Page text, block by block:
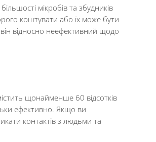
мікробів та збудників
коштувати або їх може бути
він відносно неефективний щодо
щонайменше 60 відсотків
ефективно. Якщо ви
контактів з людьми та